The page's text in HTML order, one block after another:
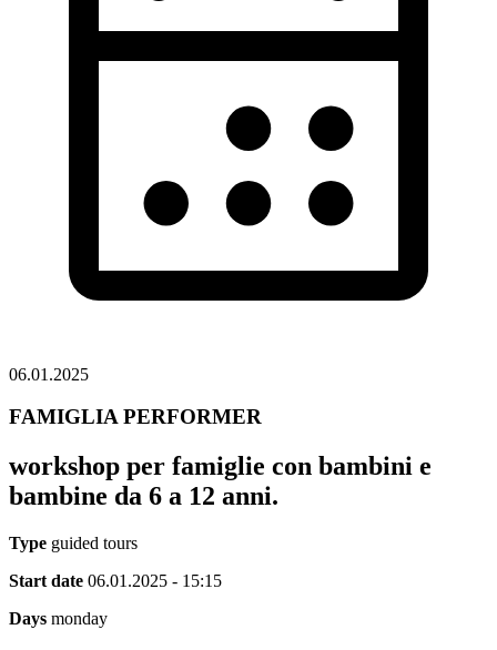
06.01.2025
FAMIGLIA PERFORMER
workshop per famiglie con bambini e
bambine da 6 a 12 anni.
Type guided tours
Start date 06.01.2025 - 15:15
Days monday